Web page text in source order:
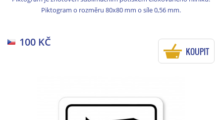
Piktogram o rozměru 80x80 mm o síle 0,56 mm.
100 KČ
KOUPIT